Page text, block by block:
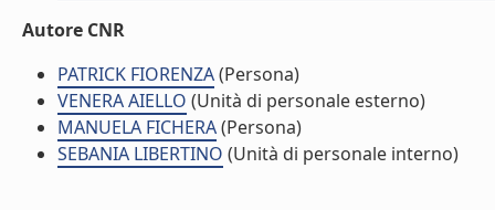
Autore CNR
PATRICK FIORENZA(Persona)
VENERA AIELLO (Unità di personale esterno)
MANUELA FICHERA(Persona)
SEBANIA LIBERTINO (Unità di personale interno)